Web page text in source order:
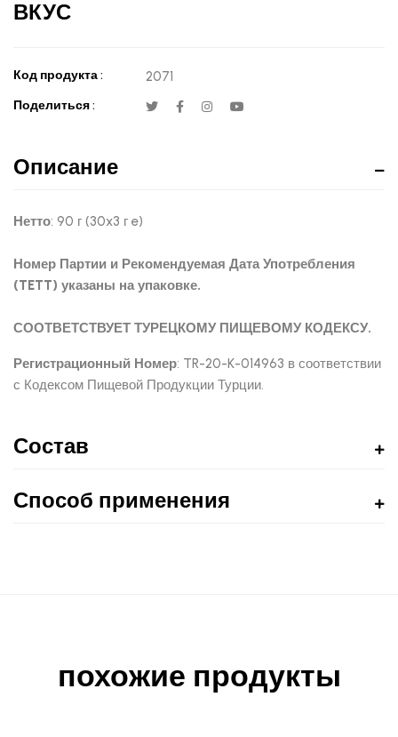
ВКУС
Код продукта : 2071
Поделиться :
Описание
Нетто: 90 г (30x3 г e)
Номер Партии и Рекомендуемая Дата Употребления
(TETT) указаны на упаковке.
СООТВЕТСТВУЕТ ТУРЕЦКОМУ ПИЩЕВОМУ КОДЕКСУ.
Регистрационный Номер: TR-20-K-014963 в соответствии
с Кодексом Пищевой Продукции Турции.
Состав
Способ применения
похожие продукты